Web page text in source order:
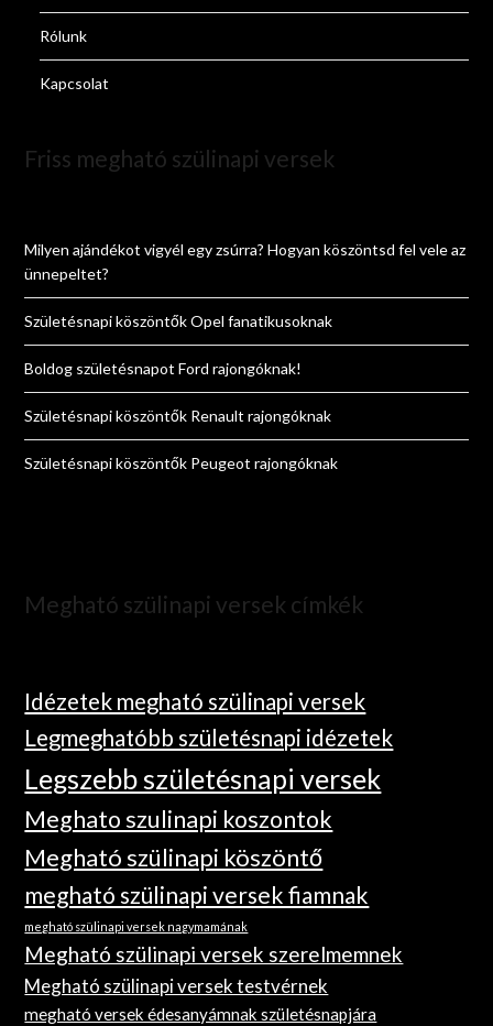
Rólunk
Kapcsolat
Friss megható szülinapi versek
Milyen ajándékot vigyél egy zsúrra? Hogyan köszöntsd fel vele az
ünnepeltet?
Születésnapi köszöntők Opel fanatikusoknak
Boldog születésnapot Ford rajongóknak!
Születésnapi köszöntők Renault rajongóknak
Születésnapi köszöntők Peugeot rajongóknak
Megható szülinapi versek címkék
Idézetek megható szülinapi versek
Legmeghatóbb születésnapi idézetek
Legszebb születésnapi versek
Meghato szulinapi koszontok
Megható szülinapi köszöntő
megható szülinapi versek fiamnak
megható szülinapi versek nagymamának
Megható szülinapi versek szerelmemnek
Megható szülinapi versek testvérnek
megható versek édesanyámnak születésnapjára